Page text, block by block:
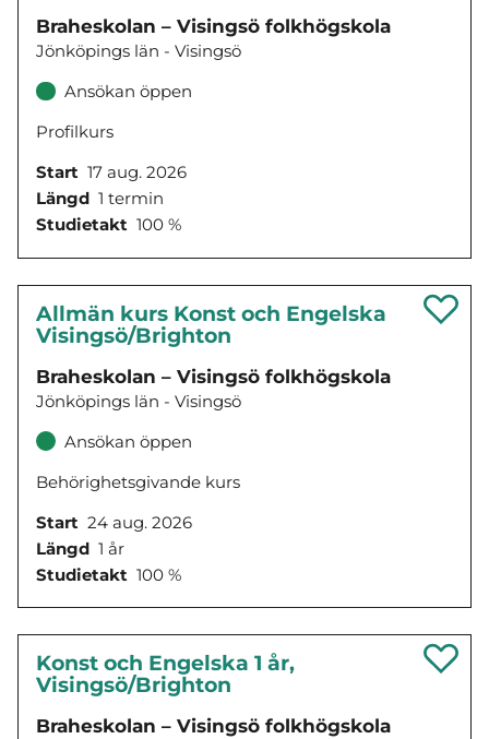
Braheskolan – Visingsö folkhögskola
Jönköpings län - Visingsö
Ansökan öppen
Profilkurs
Start 17 aug. 2026
Längd 1 termin
Studietakt 100 %
Allmän kurs Konst och Engelska
Visingsö/Brighton
Braheskolan – Visingsö folkhögskola
Jönköpings län - Visingsö
Ansökan öppen
Behörighetsgivande kurs
Start 24 aug. 2026
Längd 1 år
Studietakt 100 %
Konst och Engelska 1 år,
Visingsö/Brighton
Braheskolan – Visingsö folkhögskola